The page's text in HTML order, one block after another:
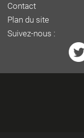
Contact
Plan du site
Suivez-nous :